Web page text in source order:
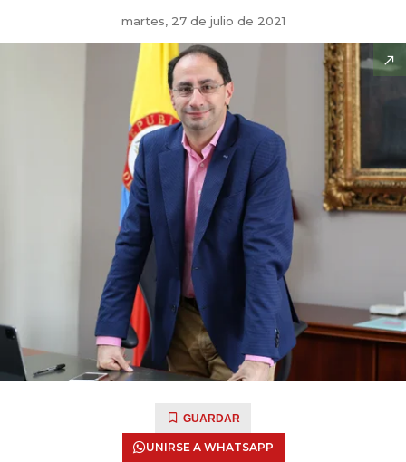
martes, 27 de julio de 2021
GUARDAR
UNIRSE A WHATSAPP